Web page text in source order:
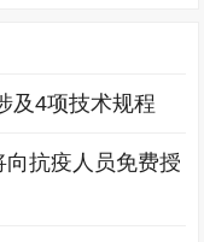
及4项技术规程
抗疫人员免费授